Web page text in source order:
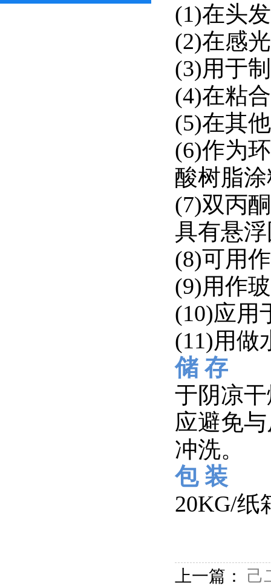
(1)在头
(2)在感
(3)用于
(4)在粘
(5)在其
(6)作为
酸树脂
(7)双丙
具有悬
(8)可用
(9)用作
(10)应用
(11)用做
储 存
于阴凉
应避免
冲洗。
包 装
20KG/纸
上一篇：
己